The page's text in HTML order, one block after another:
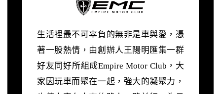
生活裡最不可辜負的無非是車與愛，憑
著一股熱情，由創辦人王陽明匯集一群
好友同好所組成Empire Motor Club，大
家因玩車而聚在一起，強大的凝聚力，